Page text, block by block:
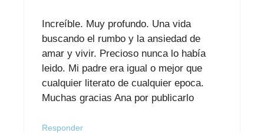
Increíble. Muy profundo. Una vida
buscando el rumbo y la ansiedad de
amar y vivir. Precioso nunca lo había
leido. Mi padre era igual o mejor que
cualquier literato de cualquier epoca.
Muchas gracias Ana por publicarlo
Responder